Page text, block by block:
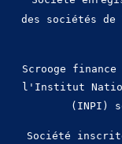
des sociétés de
Scrooge finance
l'Institut
(INPI)
Société